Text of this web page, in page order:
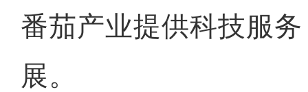
番茄产业提供科技服
展。